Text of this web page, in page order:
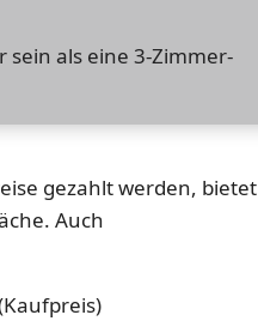
sein als eine 3-Zimmer-
gezahlt werden, bietet
Auch